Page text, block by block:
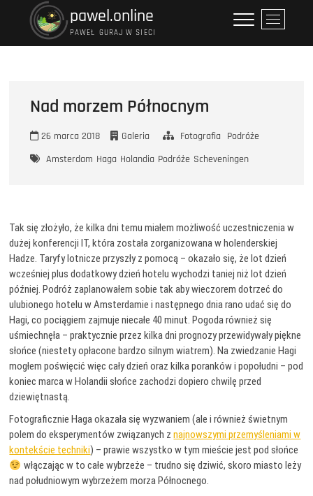
pawel.online
PAWEŁ GURAJ W SIECI
P
r
z
Nad morzem Północnym
26 marca 2018 Galeria Fotografia
Podróże
Amsterdam Haga Holandia Podróże Scheveningen
Tak się złożyło, że kilka dni temu miałem możliwość uczestniczenia w
dużej konferencji IT, która została zorganizowana w holenderskiej
Hadze. Taryfy lotnicze przyszły z pomocą – okazało się, że lot dzień
wcześniej plus dodatkowy dzień hotelu wychodzi taniej niż lot dzień
później. Podróż zaplanowałem sobie tak aby wieczorem dotrzeć do
ulubionego hotelu w Amsterdamie i następnego dnia rano udać się do
Hagi, co pociągiem zajmuje niecałe 40 minut. Pogoda również się
uśmiechnęła – praktycznie przez kilka dni prognozy przewidywały piękne
słońce (niestety opłacone bardzo silnym wiatrem). Na zwiedzanie Hagi
mogłem poświęcić więc cały dzień oraz kilka poranków i popołudni – pod
koniec marca w Holandii słońce zachodzi dopiero chwilę przed
dziewiętnastą.
Fotograficznie Haga okazała się wyzwaniem (ale i również świetnym
polem do eksperymentów związanych znajnowszymi przemyśleniami w
kontekście techniki) – prawie wszystko w tym mieście jest pod słońce
włączając w to całe wybrzeże – trudno się dziwić, skoro miasto leży
nad południowym wybrzeżem morza Północnego.